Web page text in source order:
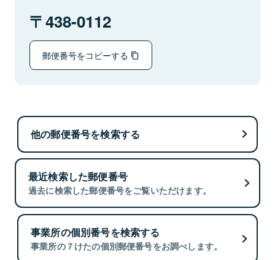
438-0112
郵便番号をコピーする
他の郵便番号を検索する
最近検索した郵便番号
過去に検索した郵便番号をご覧いただけます。
事業所の個別番号を検索する
事業所の７けたの個別郵便番号をお調べします。